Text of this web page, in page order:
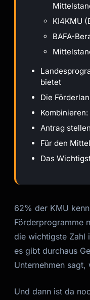
KI4KMU
BAFA-
bietet
Die
Antrag
Für den
Das
62% der KMU
Förderprogramme
die wichtigste Zahl
es gibt durchaus
Unternehmen sagt,
Und dann ist da